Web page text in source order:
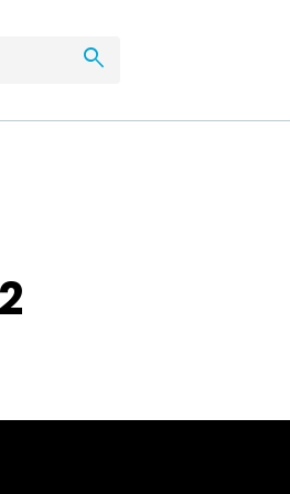
search